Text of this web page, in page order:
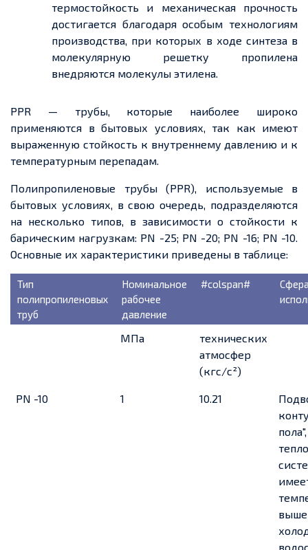
термостойкость и механическая прочность
достигается благодаря особым технологиям
производства, при которых в ходе синтеза в
молекулярную решетку пропилена
внедряются молекулы этилена.
РРR — трубы, которые наиболее широко
применяются в бытовых условиях, так как имеют
выраженную стойкость к внутреннему давлению и к
температурным перепадам.
Полипропиленовые трубы (РРR), используемые в
бытовых условиях, в свою очередь, подразделяются
на несколько типов, в зависимости о стойкости к
барическим нагрузкам: PN -25; PN -20; PN -16; PN -10.
Основные их характеристики приведены в таблице:
Тип
полипропиленовых
труб
Номинальное
рабочее
давление
#colspan#
МПа
технических
атмосфер
(кгс/с²)
PN -10 1 10.21
пола",
выше